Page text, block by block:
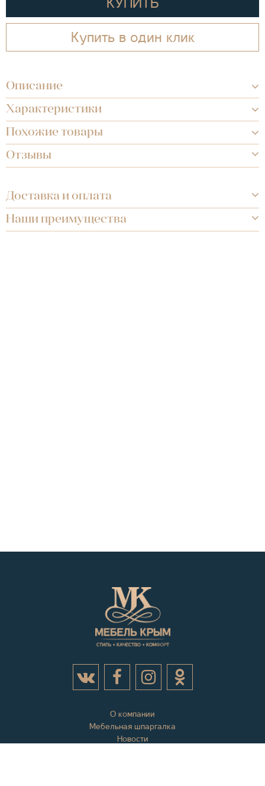
Купить в один клик
Описание
Характеристики
Похожие товары
Отзывы
Доставка и оплата
Наши преимущества
О компании
Мебельная шпаргалка
Новости